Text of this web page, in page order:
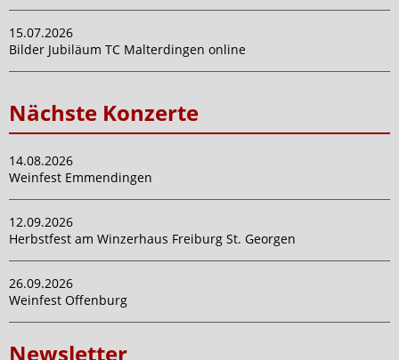
15.07.2026
Bilder Jubiläum TC Malterdingen online
Nächste Konzerte
14.08.2026
Weinfest Emmendingen
12.09.2026
Herbstfest am Winzerhaus Freiburg St. Georgen
26.09.2026
Weinfest Offenburg
Newsletter